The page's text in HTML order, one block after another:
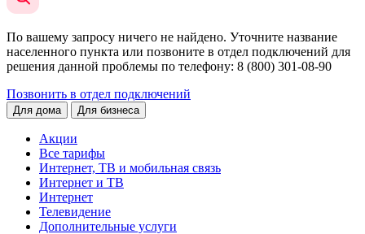
По вашему запросу ничего не найдено. Уточните название
населенного пункта или позвоните в отдел подключений для
решения данной проблемы по телефону: 8 (800) 301-08-90
Позвонить в отдел подключений
Для дома Для бизнеса
Акции
Все тарифы
Интернет, ТВ и мобильная связь
Интернет и ТВ
Интернет
Телевидение
Дополнительные услуги